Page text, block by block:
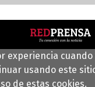
cookies para
experiencia
usando este
de estas cookies.